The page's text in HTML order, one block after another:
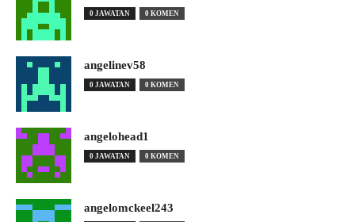
0 JAWATAN 0 KOMEN
angelinev58
0 JAWATAN 0 KOMEN
angelohead1
0 JAWATAN 0 KOMEN
angelomckeel243